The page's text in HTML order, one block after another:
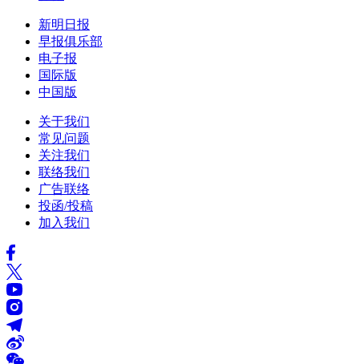
新明日报
早报俱乐部
电子报
国际版
中国版
关于我们
常见问题
关注我们
联络我们
广告联络
投函/投稿
加入我们